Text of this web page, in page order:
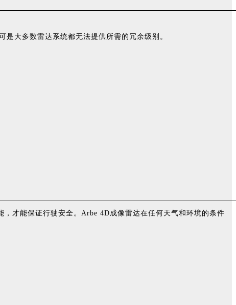
大多数雷达系统都无法提供所需的冗余级别。
才能保证行驶安全。Arbe 4D成像雷达在任何天气和环境的条件